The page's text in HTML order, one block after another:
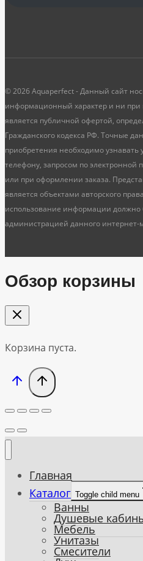
© 2026 Aquaperfect - Данный сайт
информационный характер и ни при
является публичной офертой,
Гражданского кодекса РФ. Точные
приобретения необходимо
телефону, запросом по электронной
или при оформлении заказа.
является объектами авторского
использование информации должно
администрацией данного интернет-
Обзор корзины
Корзина пуста.
Главная
Каталог Toggle child menu
Ванны
Душевые
Мебель
Унитазы
Смесители